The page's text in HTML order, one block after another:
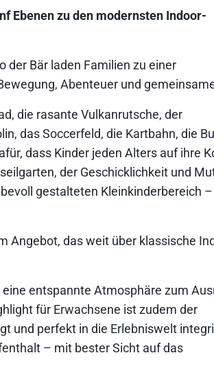
Ebenen zu den modernsten Indoor-
der Bär laden Familien zu einer
Abenteuer und
die rasante Vulkanrutsche, der
das Soccerfeld, die Kartbahn, die
dass Kinder jeden Alters auf ihre
der Geschicklichkeit und
gestalteten Kleinkinderbereich –
Angebot, das weit über klassische
entspannte Atmosphäre zum
für Erwachsene ist zudem der
und perfekt in die Erlebniswelt
– mit bester Sicht auf das